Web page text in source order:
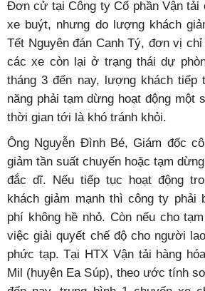
Đơn cử tại Công ty Cổ phần Vận tải
xe buýt, nhưng do lượng khách
Tết Nguyên đán Canh Tý, đơn vị
các xe còn lại ở trạng thái dự
tháng 3 đến nay, lượng khách tiếp
năng phải tạm dừng hoạt động một
thời gian tới là khó tránh khỏi.
Ông Nguyễn Đình Bé, Giám đốc
giảm tần suất chuyến hoặc tạm
đắc dĩ. Nếu tiếp tục hoạt động
khách giảm mạnh thì công ty phải
phí không hề nhỏ. Còn nếu cho
việc giải quyết chế độ cho người
phức tạp. Tại HTX Vận tải hàng
Mil (huyện Ea Súp), theo ước tính